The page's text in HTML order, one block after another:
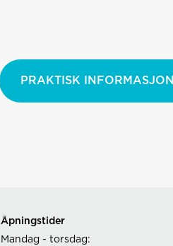
PRAKTISK INFORMASJON
Åpningstider
Mandag - torsdag: